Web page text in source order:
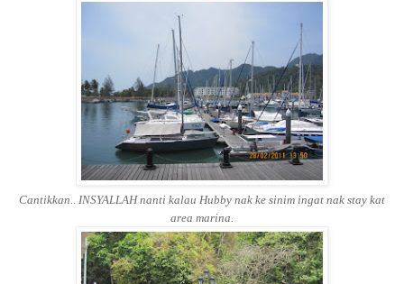
Cantikkan.. INSYALLAH nanti kalau Hubby nak ke sinim ingat nak stay kat
area marina.